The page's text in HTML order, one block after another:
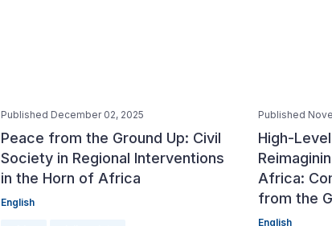
Published December 02, 2025
Peace from the Ground Up: Civil
Society in Regional Interventions
in the Horn of Africa
English
Published
High-
Africa:
from the
English